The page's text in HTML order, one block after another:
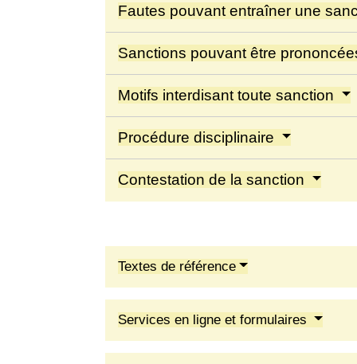
Fautes pouvant entraîner une
Sanctions pouvant être
Motifs interdisant toute sanction
Procédure disciplinaire
Contestation de la sanction
Textes de référence
Services en ligne et formulaires